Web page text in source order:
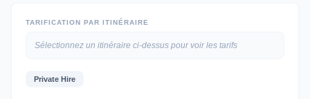
TARIFICATION PAR ITINÉRAIRE
Sélectionnez un itinéraire ci-dessus pour voir les tarifs
Private Hire